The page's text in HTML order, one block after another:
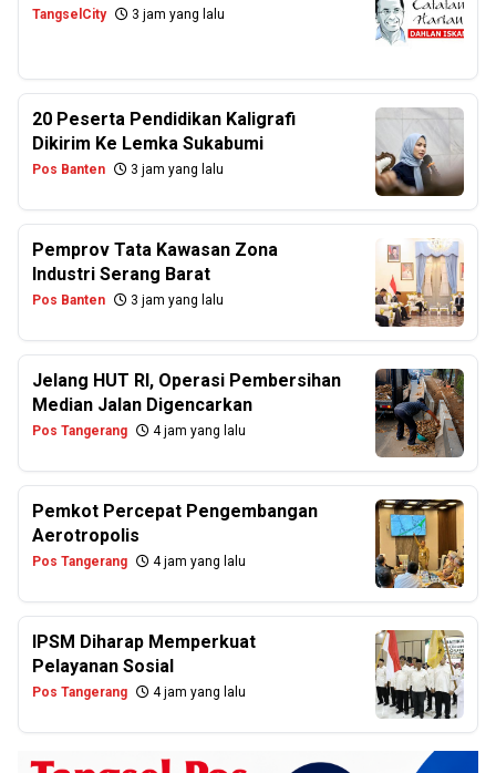
TangselCity 3 jam yang lalu
20 Peserta Pendidikan Kaligrafi
Dikirim Ke Lemka Sukabumi
Pos Banten 3 jam yang lalu
Pemprov Tata Kawasan Zona
Industri Serang Barat
Pos Banten 3 jam yang lalu
Jelang HUT RI, Operasi Pembersihan
Median Jalan Digencarkan
Pos Tangerang 4 jam yang lalu
Pemkot Percepat Pengembangan
Aerotropolis
Pos Tangerang 4 jam yang lalu
IPSM Diharap Memperkuat
Pelayanan Sosial
Pos Tangerang 4 jam yang lalu